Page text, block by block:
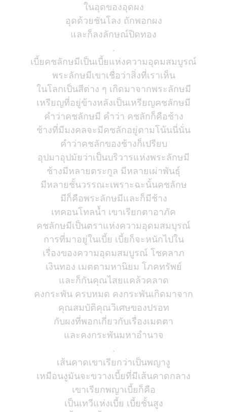
ในอุดของอุดผง
อุดด้วยชันโลง ถักพอกผง
และก็ลงลักษณ์ปิดทอง
.
เบี้ยคชลักษมีเป็นเบี้ยแห่งความอุดมสมบูรณ์
พระลักษมีเขาเชื่อว่าสิ่งที่เราเห็น
ในโลกเป็นสีต่าง ๆ เกิดมาจากพระลักษมี
เหรียญที่อยู่ข้างหลังเป็นเหรียญคชลักษมี
คำว่าคชลักษมี คำว่า คชลักก็คือช้าง
ช้างที่มีมงคลจะมีคชลักอยู่ตามโน้นนี่นั่น
คำว่าคชลักของช้างก็เปรียบ
อุปมาอุปมัยว่าเป็นบริวารแห่งพระลักษมี
ช้างมีหลายตระกูล มีหลายเผ่าพันธุ์
มีหลายชั้นวรรณะเพราะฉะนั้นคชลักษ
มีก็คือพระลักษมีและก็มีช้าง
เทคอนโทลน้ำ เขาเรียกตาอาภัค
คชลักษมีเป็นตราแห่งความอุดมสมบุรณ์
การที่มาอยู่ในเบี้ย เบี้ยก็จะหนักไปใน
เรื่องของความอุดมสมบูรณ์ โชคลาภ
เงินทอง เมตตามหานิยม โภคทรัพย์
และก็กันคุณไสยแคล้วคลาด
คงกระพัน ครบหมด คงกระพันเกิดมาจาก
คุณสมบัติคุณวิเศษของปรอท
กับผงที่พอกเกี่ยวกับเรื่องเมตตา
และคงกระพันมหาอำนาจ
.
เส้นคาดเขาเรียกว่าเป็นพญางู
เหมือนงูมันจะขวางเบี้ยที่มีเส้นคาดกลาง
เขาเรียกพญาเบี้ยก็คือ
เป็นเทวีแห่งเบี้ย เบี้ยชั้นสูง